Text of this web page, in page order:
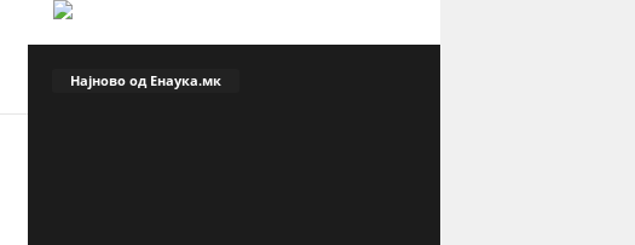
Најново од Енаука.мк